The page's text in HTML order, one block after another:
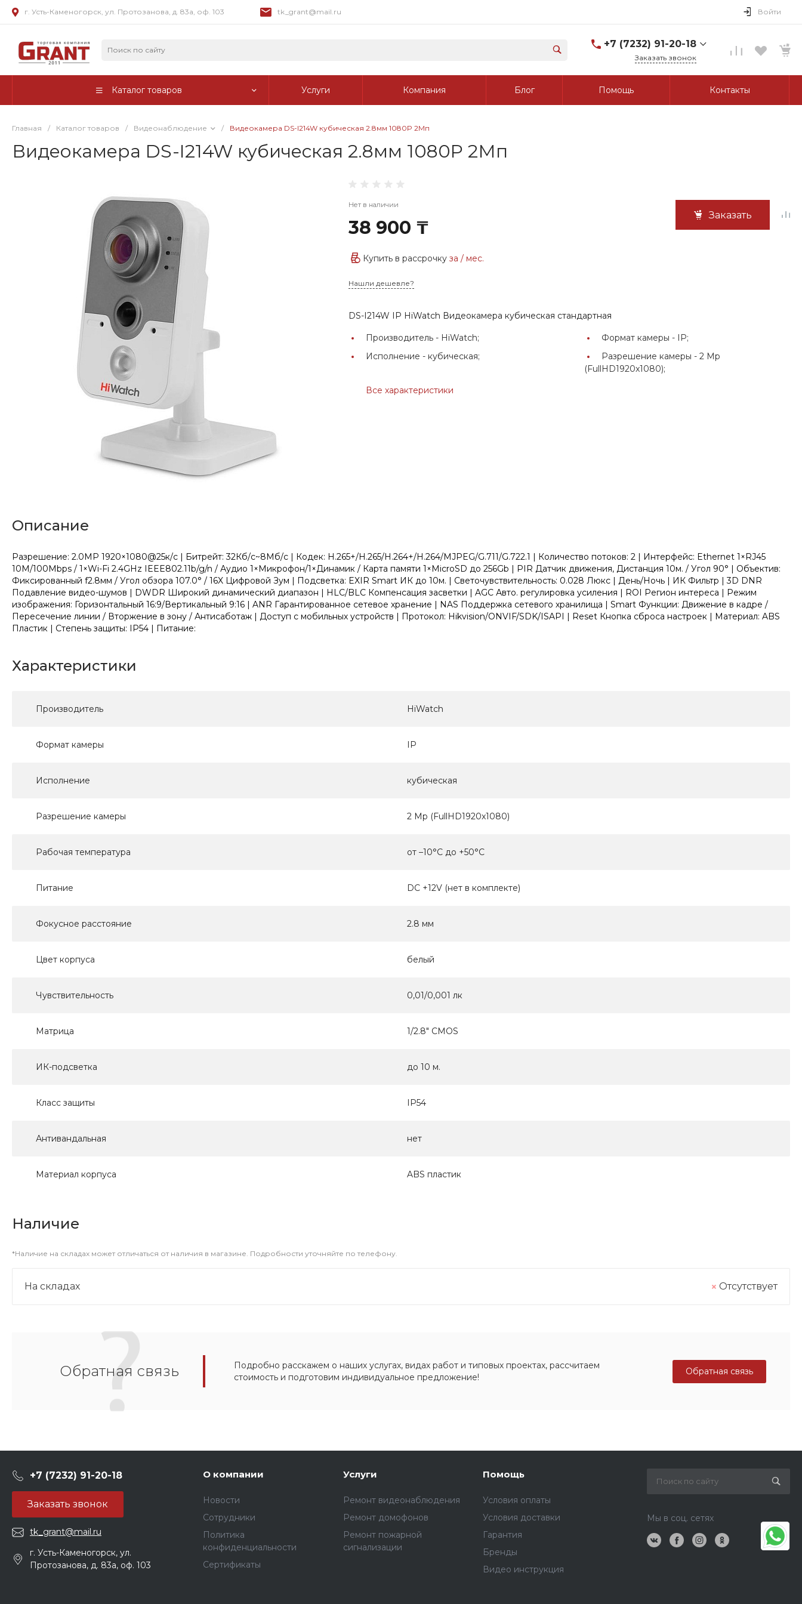
г. Усть-Каменогорск, ул. Протозанова, д. 83а, оф. 103 tk_grant@mail.ru Войти
+7 (7232) 91-20-18
г. Усть-Каменогорск, ул.
Заказать звонок
Каталог товаров Услуги Компания Блог Помощь Контакты
Главная / Каталог товаров / Видеонаблюдение / Видеокамера DS-I214W кубическая 2.8мм 1080P 2Мп
Видеокамера DS-I214W кубическая 2.8мм 1080P 2Мп
Нет в наличии
38 900 ₸
Заказать
Купить в рассрочкуза/ мес.
Нашли дешевле?
DS-I214W IP HiWatch Видеокамера кубическая стандартная
Производитель - HiWatch; Формат камеры - IP;
Исполнение - кубическая; Разрешение камеры -2 Mp
(FullHD1920x1080);
Все характеристики
Описание
Разрешение: 2.0МР 1920×1080@25к/с | Битрейт: 32Кб/с~8Мб/с | Кодек: H.265+/H.265/H.264+/H.264/MJPEG/G.711/G.722.1 | Количество потоков: 2 | Интерфейс: Ethernet 1×RJ45
10M/100Mbps / 1×Wi-Fi 2.4GHz IEEE802.11b/g/n / Аудио 1×Микрофон/1×Динамик / Карта памяти 1×MicroSD до 256Gb | PIR Датчик движения, Дистанция 10м. / Угол 90° | Объектив:
Фиксированный f2.8мм / Угол обзора 107.0° / 16X Цифровой Зум | Подсветка: EXIR Smart ИК до 10м. | Светочувствительность: 0.028 Люкс | День/Ночь | ИК Фильтр | 3D DNR
Подавление видео-шумов | DWDR Широкий динамический диапазон | HLC/BLC Компенсация засветки | AGC Авто. регулировка усиления | ROI Регион интереса | Режим
изображения: Горизонтальный 16:9/Вертикальный 9:16 | ANR Гарантированное сетевое хранение | NAS Поддержка сетевого хранилища | Smart Функции: Движение в кадре /
Пересечение линии / Вторжение в зону / Антисаботаж | Доступ с мобильных устройств | Протокол: Hikvision/ONVIF/SDK/ISAPI | Reset Кнопка сброса настроек | Материал: ABS
Пластик | Степень защиты: IP54 | Питание:
Характеристики
Производитель HiWatch
Формат камеры IP
Исполнение кубическая
Разрешение камеры 2 Mp (FullHD1920x1080)
Рабочая температура от –10°C до +50°C
Питание DC +12V (нет в комплекте)
Фокусное расстояние 2.8 мм
Цвет корпуса белый
Чувствительность 0,01/0,001 лк
Матрица 1/2.8" CMOS
ИК-подсветка до 10 м.
Класс защиты IP54
Антивандальная нет
Материал корпуса ABS пластик
Наличие
*Наличие на складах может отличаться от наличия в магазине. Подробности уточняйте по телефону.
На складах Отсутствует
Обратная связь
Подробно расскажем о наших услугах, видах работ и типовых проектах, рассчитаем
стоимость и подготовим индивидуальное предложение!
Обратная связь
+7 (7232) 91-20-18
Заказать звонок
tk_grant@mail.ru
г. Усть-Каменогорск, ул.
Протозанова, д. 83а, оф. 103
О компании
Новости
Сотрудники
Политика
конфиденциальности
Сертификаты
Услуги
Ремонт видеонаблюдения
Ремонт домофонов
Ремонт пожарной
сигнализации
Помощь
Условия оплаты
Условия доставки
Гарантия
Бренды
Видео инструкция
Мы в соц. сетях